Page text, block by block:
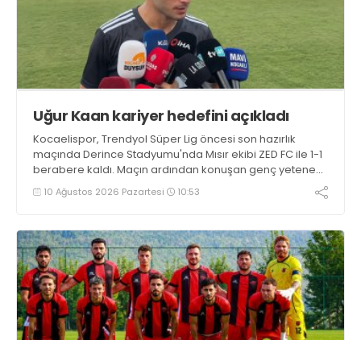
Uğur Kaan kariyer hedefini açıkladı
Kocaelispor, Trendyol Süper Lig öncesi son hazırlık
maçında Derince Stadyumu'nda Mısır ekibi ZED FC ile 1-1
berabere kaldı. Maçın ardından konuşan genç yetenek
Uğur Kaan Yıldız, "İlk yarı iyi değildik ama soyunma
odasındaki uyarılarla kendimize geldik. Tek önceliğim
10 Ağustos 2026 Pazartesi 10:53